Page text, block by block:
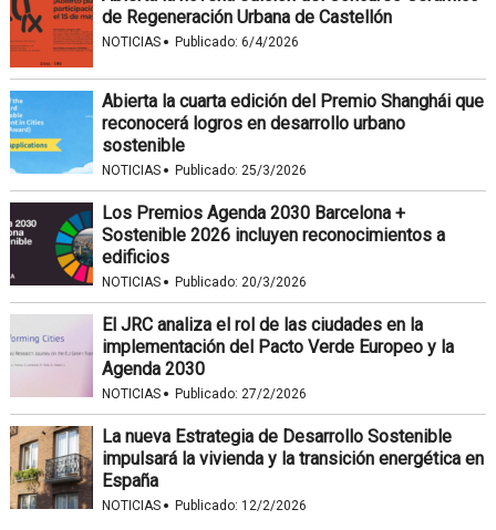
de Regeneración Urbana de Castellón
NOTICIAS · Publicado: 6/4/2026
Abierta la cuarta edición del Premio Shanghái que
reconocerá logros en desarrollo urbano
sostenible
NOTICIAS · Publicado: 25/3/2026
Los Premios Agenda 2030 Barcelona +
Sostenible 2026 incluyen reconocimientos a
edificios
NOTICIAS · Publicado: 20/3/2026
El JRC analiza el rol de las ciudades en la
implementación del Pacto Verde Europeo y la
Agenda 2030
NOTICIAS · Publicado: 27/2/2026
La nueva Estrategia de Desarrollo Sostenible
impulsará la vivienda y la transición energética en
España
NOTICIAS · Publicado: 12/2/2026